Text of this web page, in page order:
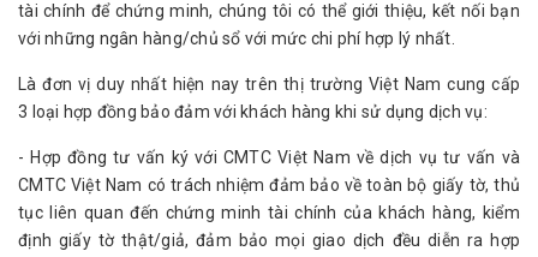
tài chính để chứng minh, chúng tôi có thể giới thiệu, kết nối bạn
với những ngân hàng/chủ sổ với mức chi phí hợp lý nhất.
Là đơn vị duy nhất hiện nay trên thị trường Việt Nam cung cấp
3 loại hợp đồng bảo đảm với khách hàng khi sử dụng dịch vụ:
- Hợp đồng tư vấn ký với CMTC Việt Nam về dịch vụ tư vấn và
CMTC Việt Nam có trách nhiệm đảm bảo về toàn bộ giấy tờ, thủ
tục liên quan đến chứng minh tài chính của khách hàng, kiểm
định giấy tờ thật/giả, đảm bảo mọi giao dịch đều diễn ra hợp